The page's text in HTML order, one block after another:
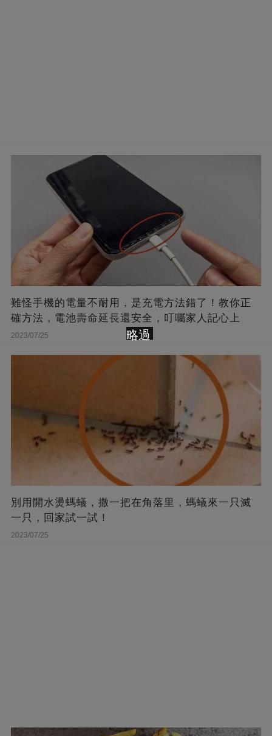
難怪手機的電量不耐用，是充電方法錯了！教你正
確方法，電池壽命延長還安全，叮囑家人記心上
2023/07/25
別用開水燙螞蟻，撒一把在角落里，螞蟻來一只滅
一只，回家試一試！
2023/07/25
略過